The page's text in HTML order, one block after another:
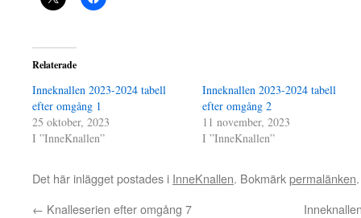
Relaterade
Inneknallen 2023-2024 tabell
efter omgång 1
25 oktober, 2023
I ”InneKnallen”
Inneknallen 2023-2024 tabell
efter omgång 2
11 november, 2023
I ”InneKnallen”
Det här inlägget postades i InneKnallen. Bokmärkpermalänken.
← Knalleserien efter omgång 7